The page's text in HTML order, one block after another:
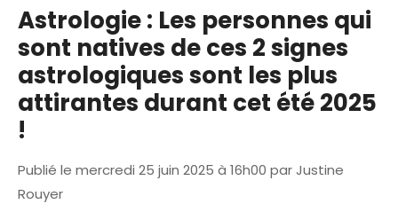
Astrologie : Les personnes qui
sont natives de ces 2 signes
astrologiques sont les plus
attirantes durant cet été 2025
!
Publié le mercredi 25 juin 2025 à 16h00 parJustine
Rouyer